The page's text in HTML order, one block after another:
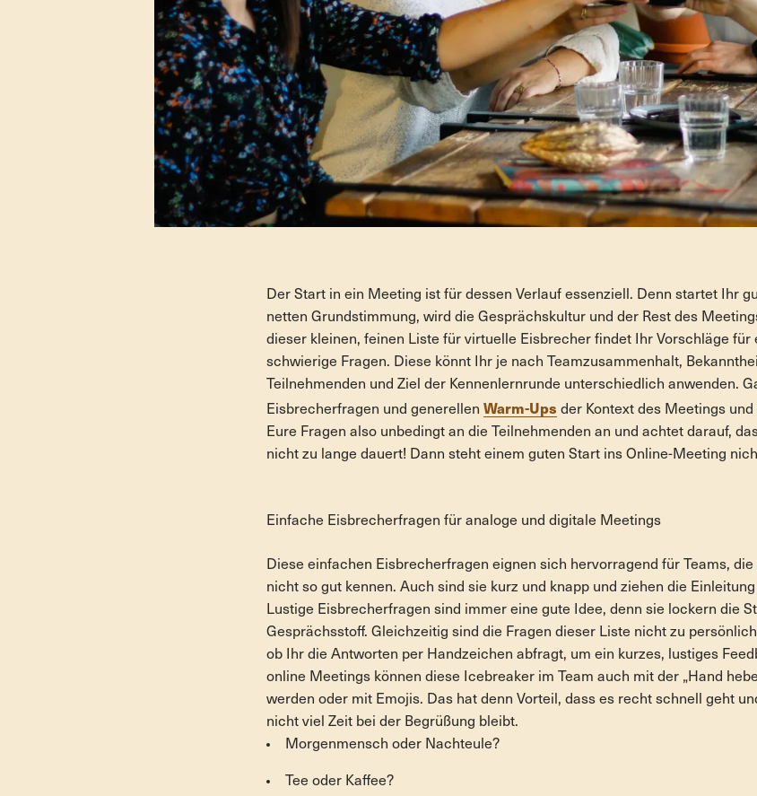
Der Start in ein Meeting ist für dessen Verlauf essenziell. Denn startet Ihr
netten Grundstimmung, wird die Gesprächskultur und der Rest des
dieser kleinen, feinen Liste für virtuelle Eisbrecher findet Ihr Vorschläge
schwierige Fragen. Diese könnt Ihr je nach Teamzusammenhalt,
Teilnehmenden und Ziel der Kennenlernrunde unterschiedlich anwenden.
Eisbrecherfragen und generellen Warm-Ups der Kontext des Meetings
Eure Fragen also unbedingt an die Teilnehmenden an und achtet darauf,
nicht zu lange dauert! Dann steht einem guten Start ins Online-Meeting
Einfache Eisbrecherfragen für analoge und digitale Meetings
Diese einfachen Eisbrecherfragen eignen sich hervorragend für Teams,
nicht so gut kennen. Auch sind sie kurz und knapp und ziehen die
Lustige Eisbrecherfragen sind immer eine gute Idee, denn sie lockern die
Gesprächsstoff. Gleichzeitig sind die Fragen dieser Liste nicht zu
ob Ihr die Antworten per Handzeichen abfragt, um ein kurzes, lustiges
online Meetings können diese Icebreaker im Team auch mit der „Hand
werden oder mit Emojis. Das hat denn Vorteil, dass es recht schnell geht
nicht viel Zeit bei der Begrüßung bleibt.
Morgenmensch oder Nachteule?
Tee oder Kaffee?